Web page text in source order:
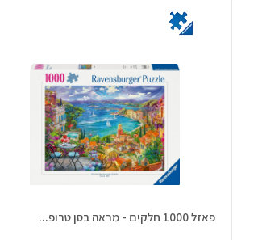
פאזל 1000 חלקים - מראה בסן טרופ...